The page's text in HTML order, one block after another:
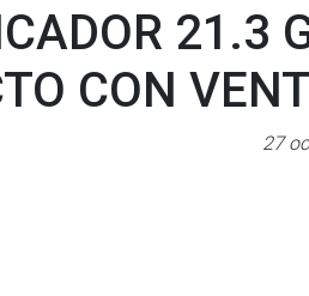
21.3
CON
27